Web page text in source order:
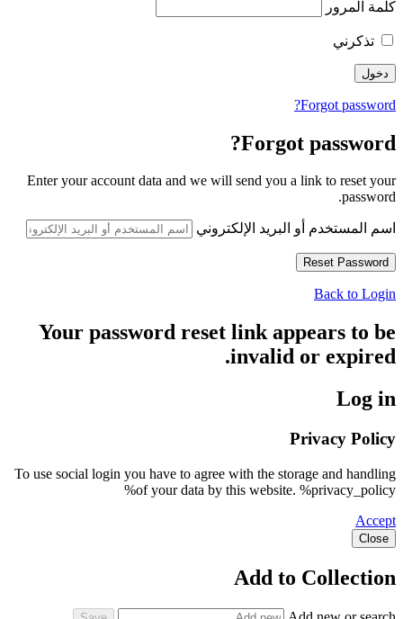
كلمة المرور
تذكرني
Forgot password?
Forgot password?
Enter your account data and we will send you a link to reset your
password.
اسم المستخدم أو البريد الإلكتروني
Back to Login
Your password reset link appears to be
invalid or expired.
Log in
Privacy Policy
To use social login you have to agree with the storage and handling
of your data by this website. %privacy_policy%
Accept
Close
Add to Collection